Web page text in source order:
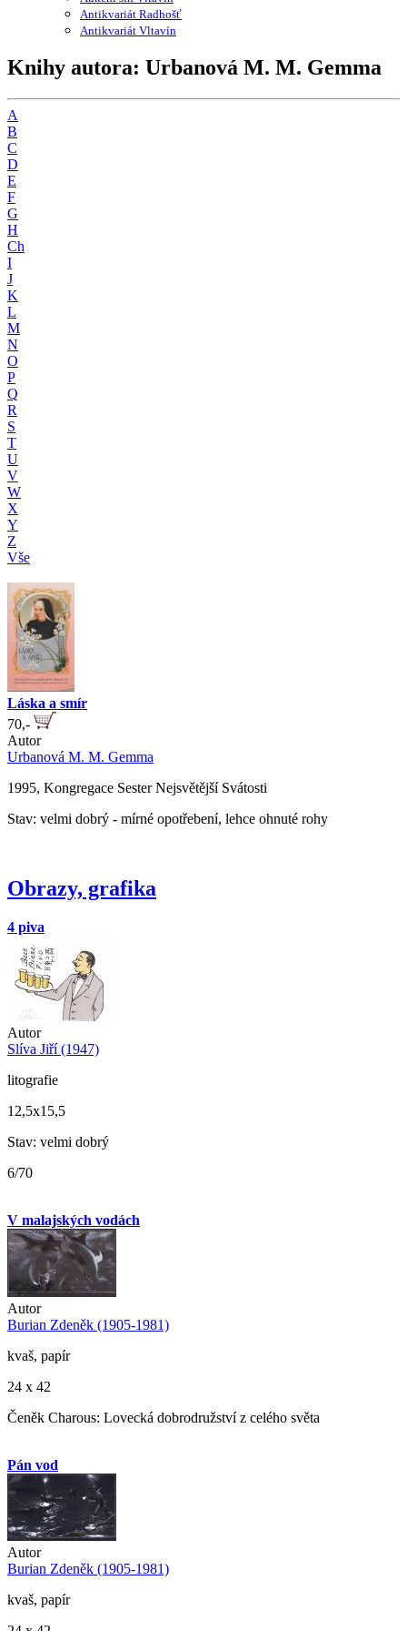
Antikvariát Radhošť
Antikvariát Vltavín
Knihy autora: Urbanová M. M. Gemma
A
B
C
D
E
F
G
H
Ch
I
J
K
L
M
N
O
P
Q
R
S
T
U
V
W
X
Y
Z
Vše
Láska a smír
70,-
Autor
Urbanová M. M. Gemma
1995, Kongregace Sester Nejsvětější Svátosti
Stav: velmi dobrý - mírné opotřebení, lehce ohnuté rohy
Obrazy, grafika
4 piva
Autor
Slíva Jiří (1947)
litografie
12,5x15,5
Stav: velmi dobrý
6/70
V malajských vodách
Autor
Burian Zdeněk (1905-1981)
kvaš, papír
24 x 42
Čeněk Charous: Lovecká dobrodružství z celého světa
Pán vod
Autor
Burian Zdeněk (1905-1981)
kvaš, papír